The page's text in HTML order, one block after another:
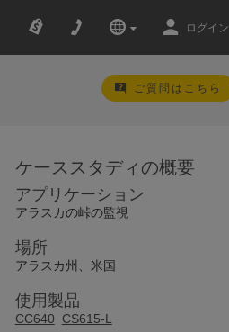
ログイン
ご質問はこちら
ケーススタディの概要
アプリケーション
アラスカの峠の監視
場所
アラスカ州、米国
使用製品
CC640 CS615-L